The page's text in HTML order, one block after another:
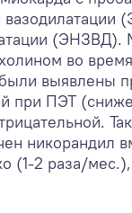
во
выявлены
при ПЭТ
2 раза/